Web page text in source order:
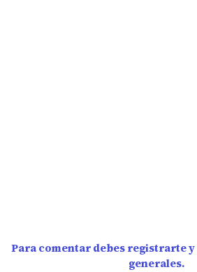
Para comentar debes registrarte
generales.